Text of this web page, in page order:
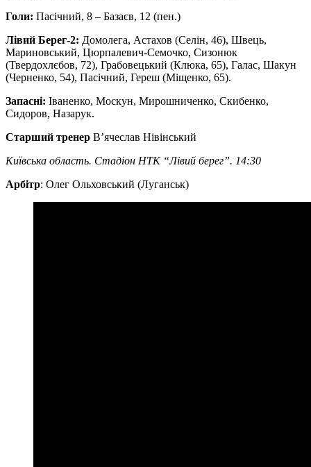
Голи: Пасічний, 8 – Базаєв, 12 (пен.)
Лівий Берег-2: Домолега, Астахов (Селін, 46), Швець,
Мариновський, Цюрпалевич-Семочко, Сизонюк
(Твердохлєбов, 72), Грабовецький (Клюка, 65), Галас, Шакун
(Черненко, 54), Пасічний, Гереш (Міщенко, 65).
Запасні: Іваненко, Москун, Мирошниченко, Скибенко,
Сидоров, Назарук.
Старший тренер В’ячеслав Нівінський
Київська область. Стадіон НТК “Лівий берег”. 14:30
Арбітр: Олег Ольховський (Луганськ)